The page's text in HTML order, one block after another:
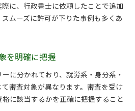
に、行政書士に依頼したことで追加
ムーズに許可が下りた事例も多くあ
を明確に把握
に分かれており、就労系・身分系・
審査対象が異なります。審査を受け
に該当するかを正確に把握すること